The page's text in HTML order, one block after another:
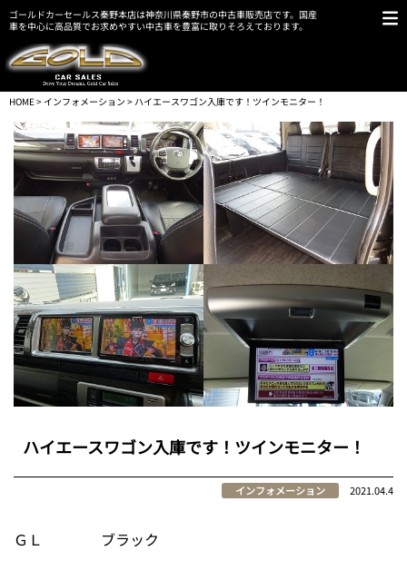
ゴールドカーセールス秦野本店は神奈川県秦野市の中古車販売店です。国産
車を中心に高品質でお求めやすい中古車を豊富に取りそろえております。
HOME> インフォメーション > ハイエースワゴン入庫です！ツインモニター！
ハイエースワゴン入庫です！ツインモニター！
インフォメーション 2021.04.4
ＧＬ ブラック